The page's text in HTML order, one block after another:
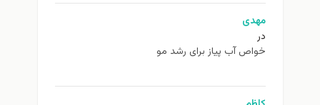
مهدی
در
خواص آب پیاز برای رشد مو